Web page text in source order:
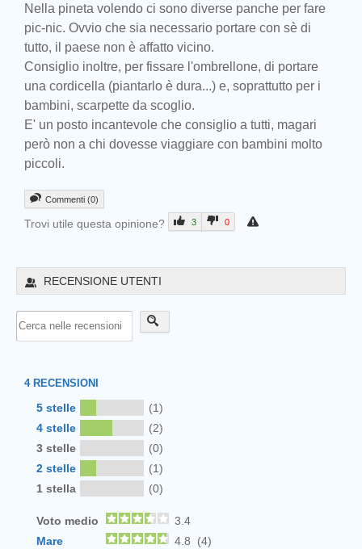
Nella pineta volendo ci sono diverse panche per fare
pic-nic. Ovvio che sia necessario portare con sè di
tutto, il paese non è affatto vicino.
Consiglio inoltre, per fissare l'ombrellone, di portare
una cordicella (piantarlo è dura...) e, soprattutto per i
bambini, scarpette da scoglio.
E' un posto incantevole che consiglio a tutti, magari
però non a chi dovesse viaggiare con bambini molto
piccoli.
Commenti (0)
Trovi utile questa opinione? 3 0
RECENSIONE UTENTI
4RECENSIONI
5 stelle
(1)
4 stelle
(2)
3 stelle
(0)
2 stelle
(1)
1 stella
(0)
Voto medio
3.4
Mare
4.8 (4)